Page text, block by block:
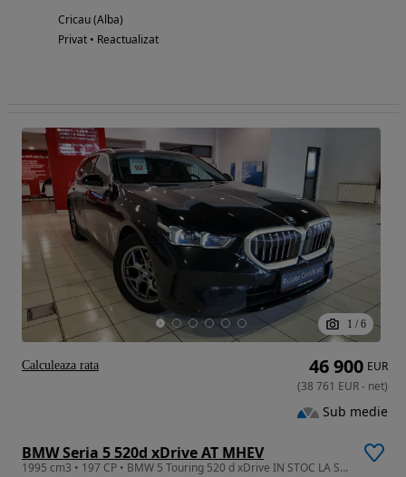
Cricau (Alba)
Privat • Reactualizat
1 / 6
BMW Seria 5 520d xDrive AT MHEV
1995 cm3 • 197 CP • BMW 5 Touring 520 d xDrive IN STOC LA SIBIU
46 900 EUR
(38 761 EUR- net)
Sub medie
Calculeaza rata